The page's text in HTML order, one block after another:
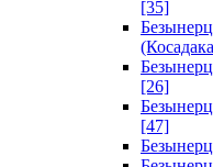
[35]
[26]
[47]